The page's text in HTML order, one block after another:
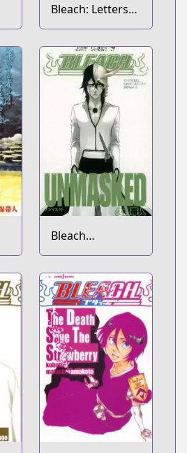
Bleach: Letters
From the Other
Side
Bleach
Unmasked Short
Stories